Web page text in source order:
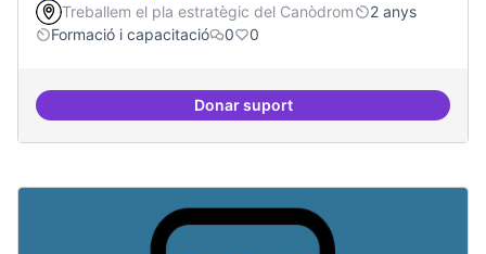
Treballem el pla estratègic del Canòdrom
2 anys
Formació i capacitació
0 0
Donar suportTècniques de seguretat digital